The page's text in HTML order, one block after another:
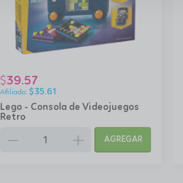
Lego - Consola de Videojuegos
Retro
$39.57
$35.61
remove add AGREGAR